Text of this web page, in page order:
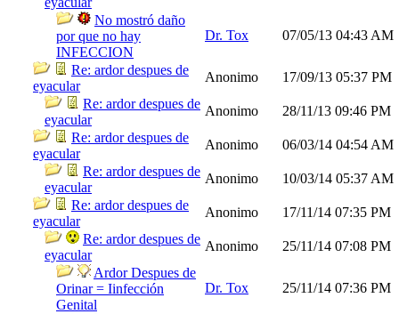
No mostró daño
por que no hay
INFECCION
Dr. Tox 07/05/13 04:43 AM
Re: ardor despues de
eyacular
Anonimo 17/09/13 05:37 PM
Re: ardor despues de
eyacular
Anonimo 28/11/13 09:46 PM
Re: ardor despues de
eyacular
Anonimo 06/03/14 04:54 AM
Re: ardor despues de
eyacular
Anonimo 10/03/14 05:37 AM
Re: ardor despues de
eyacular
Anonimo 17/11/14 07:35 PM
Re: ardor despues de
eyacular
Anonimo 25/11/14 07:08 PM
Ardor Despues de
Orinar = Iinfección
Genital
Dr. Tox 25/11/14 07:36 PM